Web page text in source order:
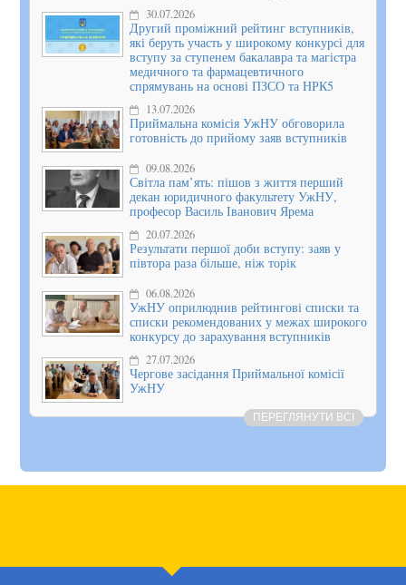
30.07.2026
Другий проміжний рейтинг вступників,
які беруть участь у широкому конкурсі для
вступу за ступенем бакалавра та магістра
медичного та фармацевтичного
спрямувань на основі ПЗСО та НРК5
13.07.2026
Приймальна комісія УжНУ обговорила
готовність до прийому заяв вступників
09.08.2026
Світла пам’ять: пішов з життя перший
декан юридичного факультету УжНУ,
професор Василь Іванович Ярема
20.07.2026
Результати першої доби вступу: заяв у
півтора раза більше, ніж торік
06.08.2026
УжНУ оприлюднив рейтингові списки та
списки рекомендованих у межах широкого
конкурсу до зарахування вступників
27.07.2026
Чергове засідання Приймальної комісії
УжНУ
ПЕРЕГЛЯНУТИ ВСІ